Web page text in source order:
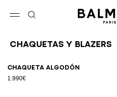
Chaquetas Y Blazers
Chaqueta algodón
1.990€